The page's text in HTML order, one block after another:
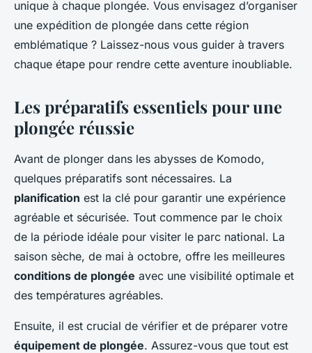
unique à chaque plongée. Vous envisagez d’organiser
une expédition de plongée dans cette région
emblématique ? Laissez-nous vous guider à travers
chaque étape pour rendre cette aventure inoubliable.
Les préparatifs essentiels pour une
plongée réussie
Avant de plonger dans les abysses de Komodo,
quelques préparatifs sont nécessaires. La
planification est la clé pour garantir une expérience
agréable et sécurisée. Tout commence par le choix
de la période idéale pour visiter le parc national. La
saison sèche, de mai à octobre, offre les meilleures
conditions de plongée avec une visibilité optimale et
des températures agréables.
Ensuite, il est crucial de vérifier et de préparer votre
équipement de plongée. Assurez-vous que tout est